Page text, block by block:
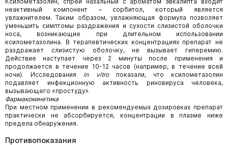
неактивный компонент – сорбитол, который является
увлажнителем. Таким образом, увлажняющая формула позволяет
уменьшить симптомы раздражения и сухости слизистой оболочки
носа, возникающие при длительном использовании
ксилометазолина. В терапевтических концентрациях препарат не
раздражает слизистую оболочку, не вызывает гиперемию.
Действие наступает через 2 минуты после применения и
продолжается в течение 10-12 часов (например, в течение всей
ночи). Исследования in vitroпоказали, что ксилометазолин
подавляет инфекционную активность риновируса человека,
вызывающего «простуду».
Фармакокинетика
При местном применении в рекомендуемых дозировках препарат
практически не абсорбируется, концентрации в плазме ниже
предела обнаружения.
Противопоказания